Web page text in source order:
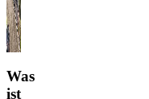
Was
ist